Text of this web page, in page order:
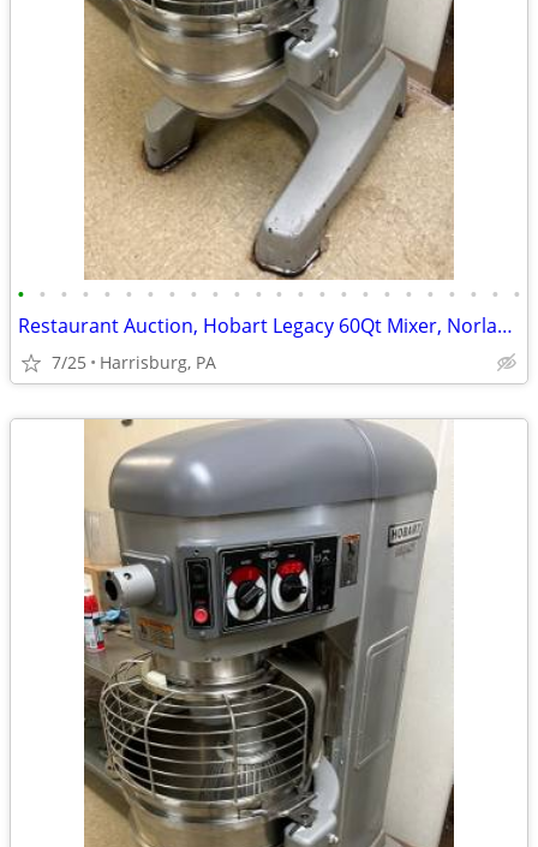
• • • • • • • • • • • • • • • • • • • • • • • •
Restaurant Auction, Hobart Legacy 60Qt Mixer, Norlake Walk-in Freezer
7/25 Harrisburg, PA